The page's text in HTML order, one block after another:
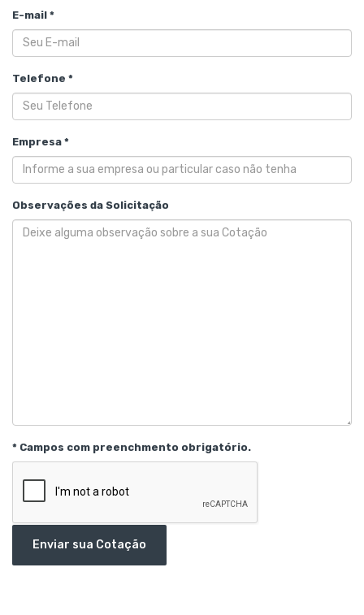
E-mail *
Telefone *
Empresa *
Observações da Solicitação
* Campos com preenchmento obrigatório.
Enviar sua Cotação